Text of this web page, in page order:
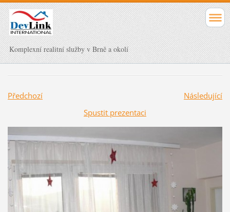
Komplexní realitní služby v Brně a okolí
Předchozí
Následující
Spustit prezentaci